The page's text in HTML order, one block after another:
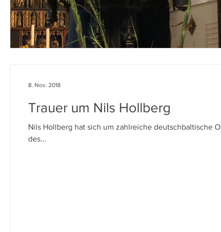
Trauer um Nils Hollberg
Nils Hollberg hat sich um zahlreiche deutschbaltische
des...
8. Nov. 2018